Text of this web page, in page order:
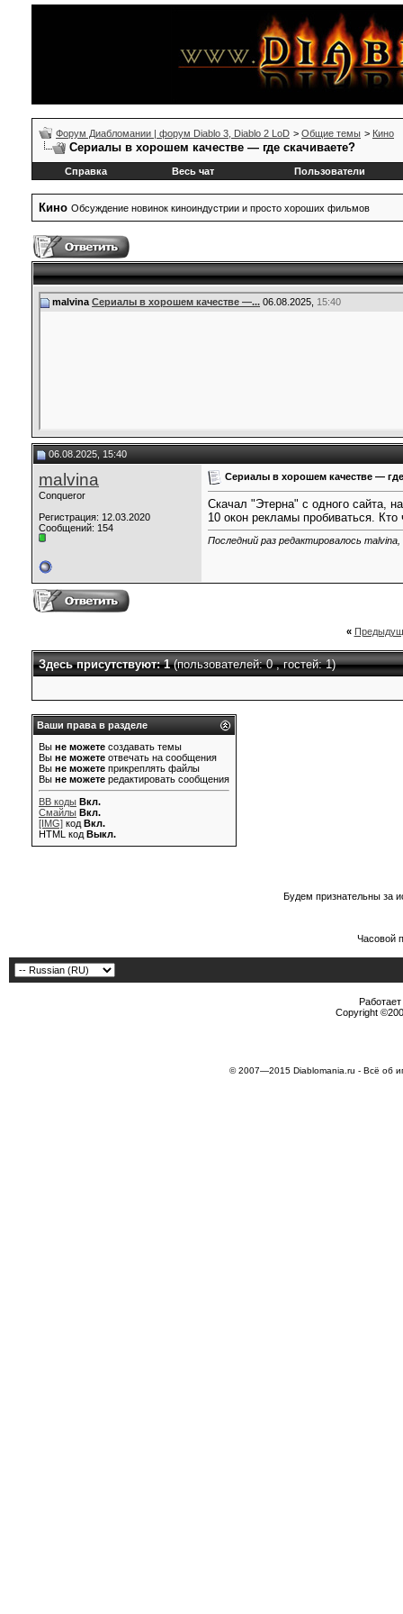
Форум Диабломании | форум Diablo 3, Diablo 2 LoD > Общие темы > Кино
Сериалы в хорошем качестве — где скачиваете?
Справка Весь чат Пользователи
Кино Обсуждение новинок киноиндустрии и просто хороших фильмов
malvina Сериалы в хорошем качестве —... 06.08.2025, 15:40
06.08.2025, 15:40
malvina
Conqueror
Регистрация: 12.03.2020
Сообщений: 154
Сериалы в хорошем качестве — где
Скачал "Этерна" с одного сайта,
10 окон рекламы пробиваться.
Последний раз редактировалось
«
Здесь присутствуют: 1(пользователей: 0 , гостей: 1)
Ваши права в разделе
Вы не можете создавать темы
Вы не можете отвечать на сообщения
Вы не можете прикреплять файлы
Вы не можете редактировать сообщения
BB коды Вкл.
Смайлы Вкл.
[IMG] код Вкл.
HTML код Выкл.
Будем признательны за
Часовой
Copyright
© 2007—2015 Diablomania.ru - Всё об